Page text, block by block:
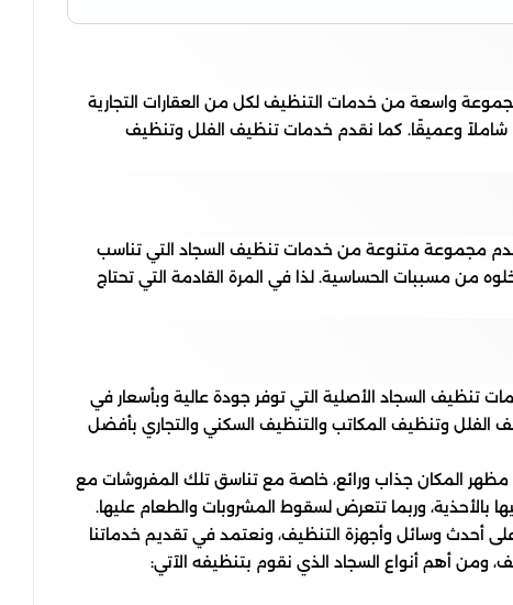
واسعة من خدمات التنظيف لكل من العقارات التجارية
شاملاً وعميقًا. كما نقدم خدمات تنظيف الفلل وتنظيف
مجموعة متنوعة من خدمات تنظيف السجاد التي تناسب
من مسببات الحساسية. لذا في المرة القادمة التي تحتاج
تنظيف السجاد الأصلية التي توفر جودة عالية وبأسعار في
الفلل وتنظيف المكاتب والتنظيف السكني والتجاري بأفضل
مظهر المكان جذاب ورائع، خاصة مع تناسق تلك المفروشات مع
بالأحذية، وربما تتعرض لسقوط المشروبات والطعام عليها.
أحدث وسائل وأجهزة التنظيف، ونعتمد في تقديم خدماتنا
ومن أهم أنواع السجاد الذي نقوم بتنظيفه الآتي: